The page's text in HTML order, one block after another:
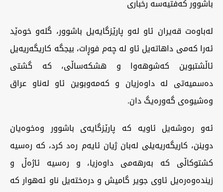
باشوور کەفتیەسە رخباری
لەباوەت قەیران ئاو لەو پارێزگایەیل باشوور، گلەو خوەێد
ئەرا کەمی داهاتەیل ئاو لە چەم فوڕات، بیجگە کاریگەریەیل
ئاڵشتبوین کەشوهەوا و هشکەساڵی، کە گشتی
دەسمیەتی لە داوەزیان و کەمەوبوین ئاو لەناو عراق
وەشیوەی گەورەیگ دان.
ئەو رەوشەیل ئاویە کە پارێزگایەی باشوور وەخوەیان
دوینن، کاریگەریەیلی لەبان ژیان ئایەم رەد کرد، کە رەسیە
کشتوکاڵی کە بەرهەمی داوەزیا، و رەسیە ئاژەڵ و
زیندەوەرەیل ئاوی جویر گامیش و درەختەیل ناو ئەهوار کە